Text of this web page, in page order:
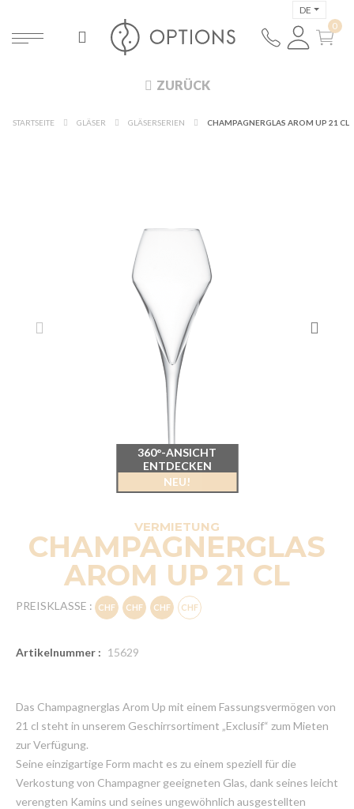
DE
ZURÜCK
STARTSEITE GLÄSER GLÄSERSERIEN CHAMPAGNERGLAS AROM UP 21 CL
VERMIETUNG
CHAMPAGNERGLAS
AROM UP 21 CL
PREISKLASSE :
Artikelnummer : 15629
Das Champagnerglas Arom Up mit einem Fassungsvermögen von
21 cl steht in unserem Geschirrsortiment „Exclusif“ zum Mieten
zur Verfügung.
Seine einzigartige Form macht es zu einem speziell für die
Verkostung von Champagner geeigneten Glas, dank seines leicht
verengten Kamins und seines ungewöhnlich ausgestellten
360°-ANSICHT
ENTDECKEN
NEU!